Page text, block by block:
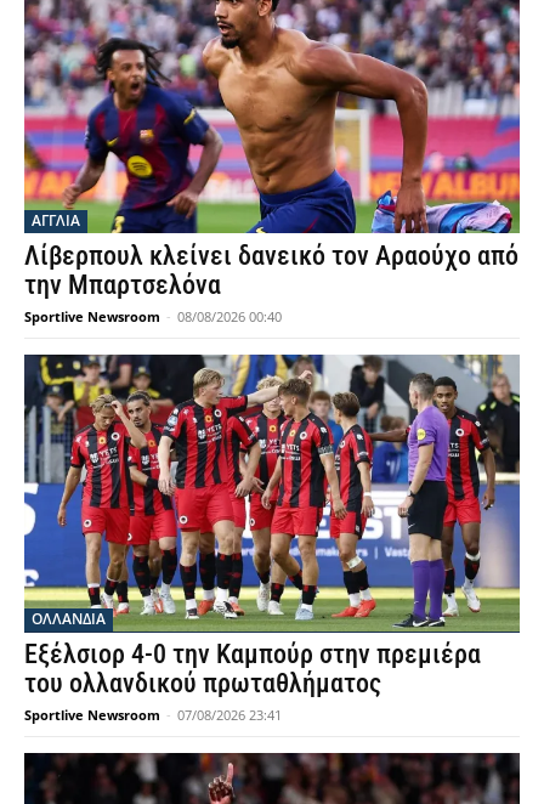
ΑΓΓΛΙΑ
Λίβερπουλ κλείνει δανεικό τον Αραούχο από
την Μπαρτσελόνα
Sportlive Newsroom - 08/08/2026 00:40
OΛΛΑΝΔΊΑ
Εξέλσιορ 4-0 την Καμπούρ στην πρεμιέρα
του ολλανδικού πρωταθλήματος
Sportlive Newsroom - 07/08/2026 23:41